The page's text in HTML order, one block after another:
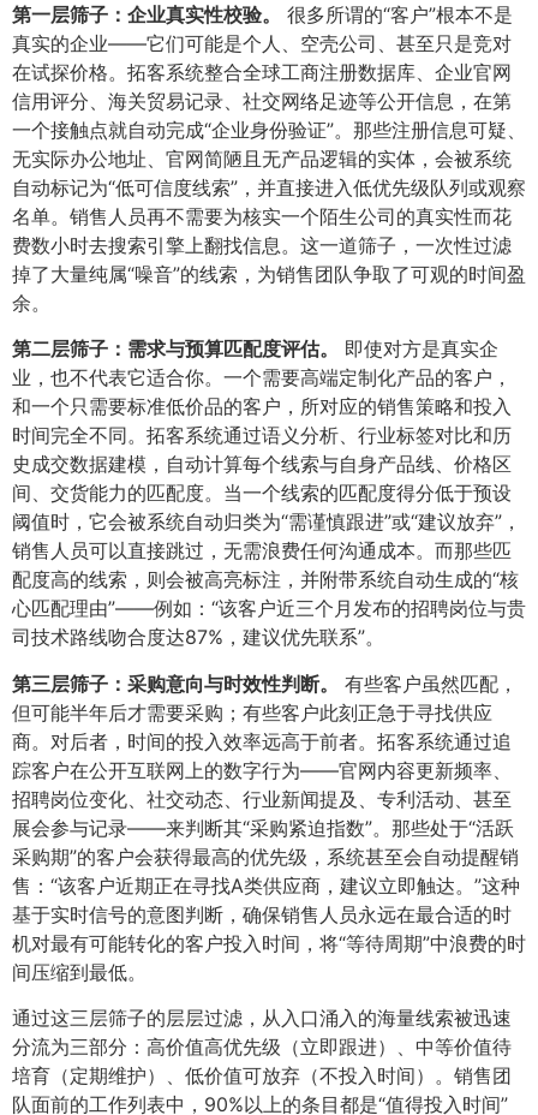
第一层筛子：企业真实性校验。​
很多所谓的“客户”根本不是
真实的企业——它们可能是个人、空壳公司、甚至只是竞对
在试探价格。拓客系统整合全球工商注册数据库、企业官网
信用评分、海关贸易记录、社交网络足迹等公开信息，在第
一个接触点就自动完成“企业身份验证”。那些注册信息可疑、
无实际办公地址、官网简陋且无产品逻辑的实体，会被系统
自动标记为“低可信度线索”，并直接进入低优先级队列或观察
名单。销售人员再不需要为核实一个陌生公司的真实性而花
费数小时去搜索引擎上翻找信息。这一道筛子，一次性过滤
掉了大量纯属“噪音”的线索，为销售团队争取了可观的时间盈
余。
第二层筛子：需求与预算匹配度评估。​
即使对方是真实企
业，也不代表它适合你。一个需要高端定制化产品的客户，
和一个只需要标准低价品的客户，所对应的销售策略和投入
时间完全不同。拓客系统通过语义分析、行业标签对比和历
史成交数据建模，自动计算每个线索与自身产品线、价格区
间、交货能力的匹配度。当一个线索的匹配度得分低于预设
阈值时，它会被系统自动归类为“需谨慎跟进”或“建议放弃”，
销售人员可以直接跳过，无需浪费任何沟通成本。而那些匹
配度高的线索，则会被高亮标注，并附带系统自动生成的“核
心匹配理由”——例如：“该客户近三个月发布的招聘岗位与贵
司技术路线吻合度达87%，建议优先联系”。
第三层筛子：采购意向与时效性判断。​
有些客户虽然匹配，
但可能半年后才需要采购；有些客户此刻正急于寻找供应
商。对后者，时间的投入效率远高于前者。拓客系统通过追
踪客户在公开互联网上的数字行为——官网内容更新频率、
招聘岗位变化、社交动态、行业新闻提及、专利活动、甚至
展会参与记录——来判断其“采购紧迫指数”。那些处于“活跃
采购期”的客户会获得最高的优先级，系统甚至会自动提醒销
售：“该客户近期正在寻找A类供应商，建议立即触达。”这种
基于实时信号的意图判断，确保销售人员永远在最合适的时
机对最有可能转化的客户投入时间，将“等待周期”中浪费的时
间压缩到最低。
通过这三层筛子的层层过滤，从入口涌入的海量线索被迅速
分流为三部分：高价值高优先级（立即跟进）、中等价值待
培育（定期维护）、低价值可放弃（不投入时间）。销售团
队面前的工作列表中，90%以上的条目都是“值得投入时间”